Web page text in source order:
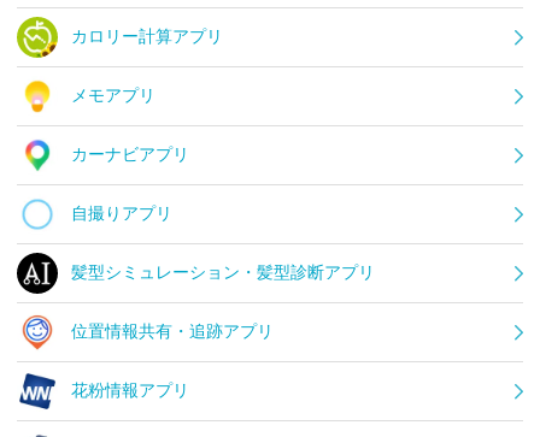
カロリー計算アプリ
メモアプリ
カーナビアプリ
自撮りアプリ
髪型シミュレーション・髪型診断アプリ
位置情報共有・追跡アプリ
花粉情報アプリ